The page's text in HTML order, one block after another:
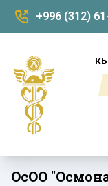
+996 (312)
ОсОО